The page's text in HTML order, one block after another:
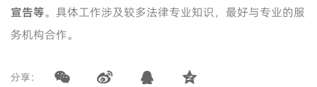
宣告等。具体工作涉及较多法律专业知识，最好与专业的服
务机构合作。
分享：